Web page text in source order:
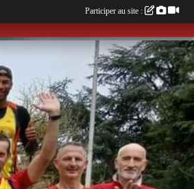
Participer au site :